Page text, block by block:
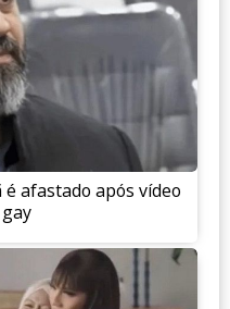
afastado após vídeo